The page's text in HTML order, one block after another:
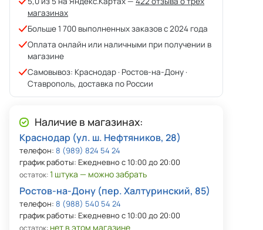
магазинах
Больше 1 700 выполненных заказов с 2024 года
Оплата онлайн или наличными при получении в
магазине
Самовывоз: Краснодар · Ростов-на-Дону ·
Ставрополь, доставка по России
Наличие в магазинах:
Краснодар (ул. ш. Нефтяников, 28)
телефон: 8 (989) 824 54 24
график работы: Ежедневно с 10:00 до 20:00
остаток:1 штука — можно забрать
Ростов-на-Дону (пер. Халтуринский, 85)
телефон: 8 (988) 540 54 24
график работы: Ежедневно с 10:00 до 20:00
нет в этом магазине